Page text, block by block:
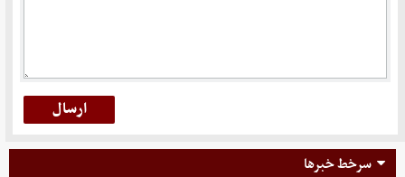
سرخط خبرها